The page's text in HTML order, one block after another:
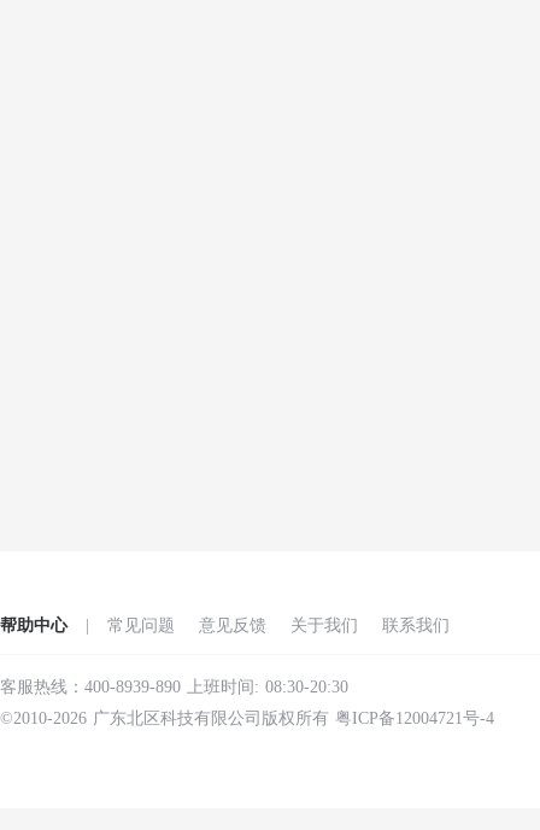
帮助中心 常见问题 意见反馈 关于我们 联系我们
客服热线：400-8939-890 上班时间: 08:30-20:30
©2010-2026 广东北区科技有限公司版权所有 粤ICP备12004721号-4